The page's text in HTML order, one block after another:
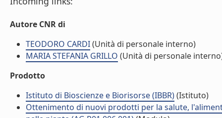
Autore CNR di
TEODORO CARDI(Unità di personale interno)
MARIA STEFANIA GRILLO (Unità di personale
Prodotto
Istituto di Bioscienze e Biorisorse (IBBR)(Istituto)
Ottenimento di nuovi prodotti per la salute,